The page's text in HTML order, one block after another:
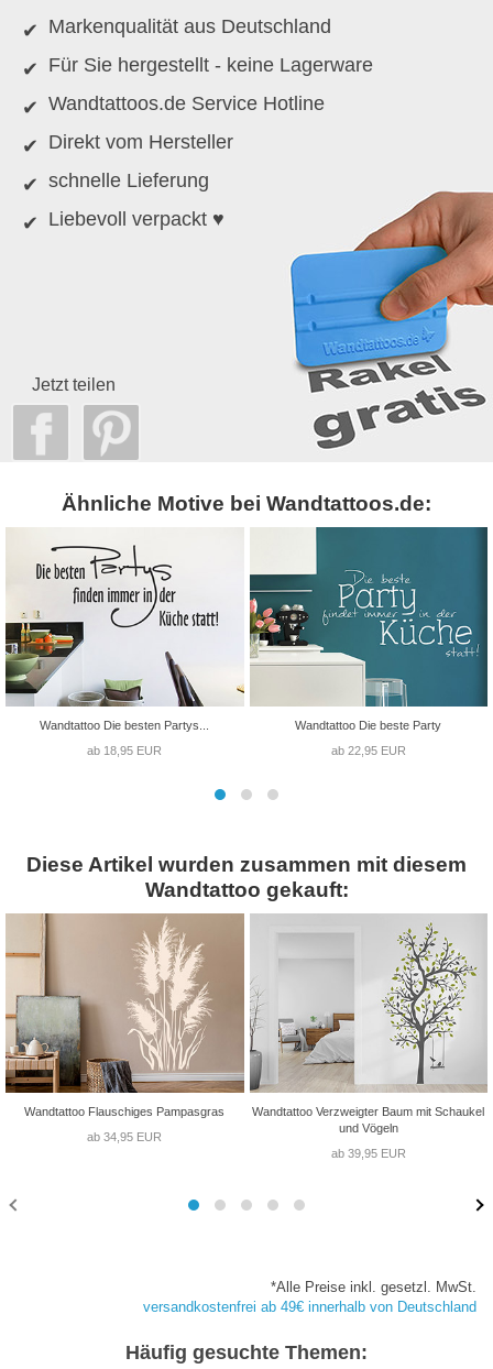
Markenqualität aus Deutschland
Für Sie hergestellt - keine Lagerware
Wandtattoos.de Service Hotline
Direkt vom Hersteller
schnelle Lieferung
Liebevoll verpackt ♥
Jetzt teilen
Ähnliche Motive bei Wandtattoos.de:
Wandtattoo Die besten Partys...
ab 18,95 EUR
Wandtattoo Die beste Party
ab 22,95 EUR
Diese Artikel wurden zusammen mit diesem
Wandtattoo gekauft:
Wandtattoo Flauschiges Pampasgras
ab 34,95 EUR
Wandtattoo Verzweigter Baum mit Schaukel
und Vögeln
ab 39,95 EUR
*Alle Preise inkl. gesetzl. MwSt.
versandkostenfrei ab 49€ innerhalb von Deutschland
Häufig gesuchte Themen: